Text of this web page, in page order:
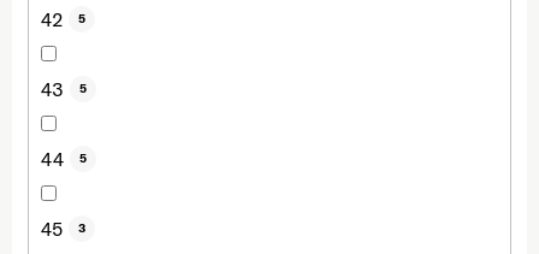
42 5
43 5
44 5
45 3